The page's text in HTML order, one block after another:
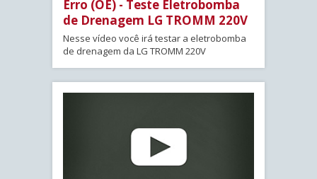
Erro (OE) - Teste Eletrobomba
de Drenagem LG TROMM 220V
Nesse vídeo você irá testar a eletrobomba
de drenagem da LG TROMM 220V